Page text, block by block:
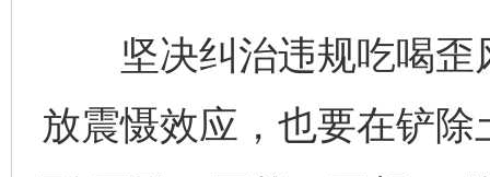
坚决纠治违规吃喝歪
放震慑效应，也要在铲